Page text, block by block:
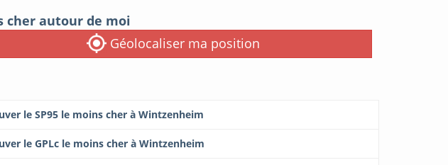
cher autour de moi
Géolocaliser ma position
le SP95 le moins cher à Wintzenheim
le GPLc le moins cher à Wintzenheim